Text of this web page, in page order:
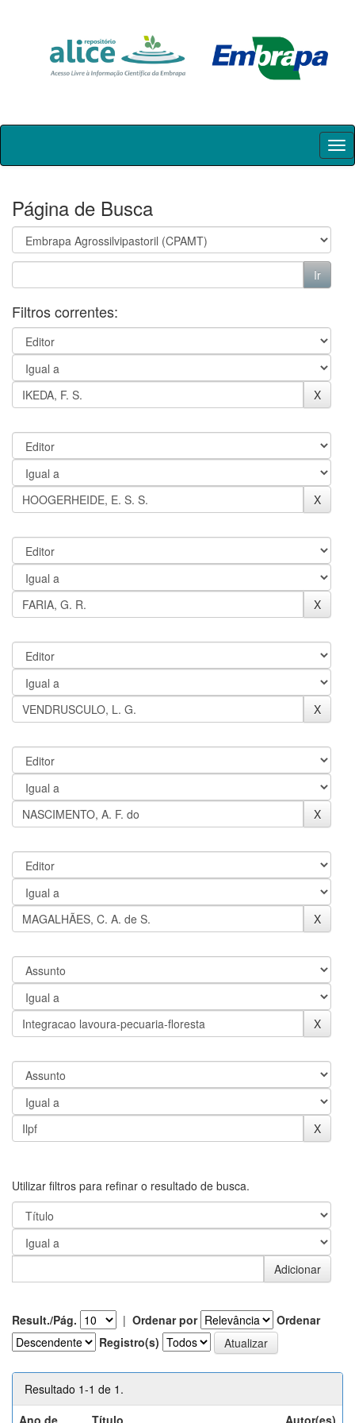
Skip
Página de Busca
Filtros correntes:
Utilizar filtros para refinar o resultado de busca.
Result./Pág. | Ordenar por
Ordenar
Registro(s)
Resultado 1-1 de 1.
Ano de
Título Autor(es)